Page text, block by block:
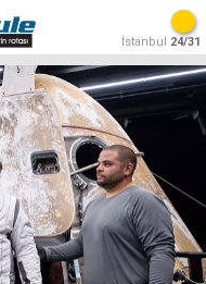
İstanbul 24/31